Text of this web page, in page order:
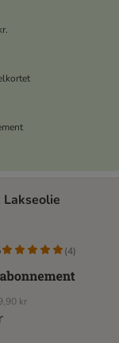
Lakseolie
kr
(4)